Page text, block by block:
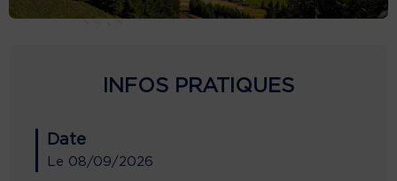
INFOS PRATIQUES
Date
Le 08/09/2026